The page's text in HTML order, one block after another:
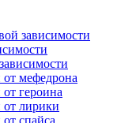
зависимости
мефедрона
героина
от лирики
спайса